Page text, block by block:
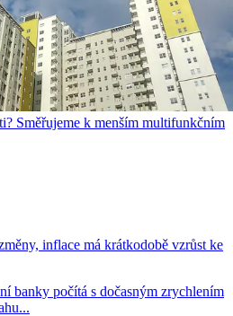
Směřujeme k menším multifunkčním
inflace má krátkodobě vzrůst ke
banky počítá s dočasným zrychlením